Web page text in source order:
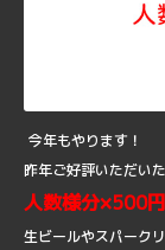
今年もやります！
昨年ご好評いただい
人数様分×500
生ビールやスパーク